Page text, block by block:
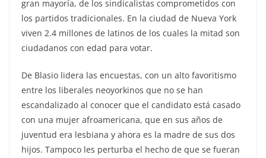
gran mayoría, de los sindicalistas comprometidos con
los partidos tradicionales. En la ciudad de Nueva York
viven 2.4 millones de latinos de los cuales la mitad son
ciudadanos con edad para votar.
De Blasio lidera las encuestas, con un alto favoritismo
entre los liberales neoyorkinos que no se han
escandalizado al conocer que el candidato está casado
con una mujer afroamericana, que en sus años de
juventud era lesbiana y ahora es la madre de sus dos
hijos. Tampoco les perturba el hecho de que se fueran